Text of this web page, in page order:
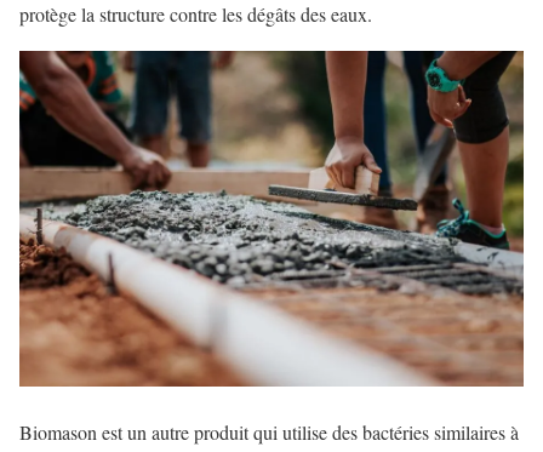
protège la structure contre les dégâts des eaux.
Biomason est un autre produit qui utilise des bactéries similaires à